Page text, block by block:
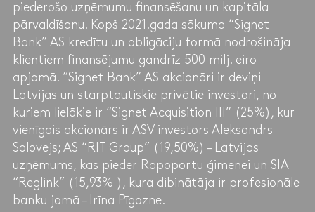
piederošo uzņēmumu finansēšanu un kapitāla
pārvaldīšanu. Kopš 2021.gada sākuma “Signet
Bank” AS kredītu un obligāciju formā nodrošināja
klientiem finansējumu gandrīz 500 milj. eiro
apjomā. “Signet Bank” AS akcionāri ir deviņi
Latvijas un starptautiskie privātie investori, no
kuriem lielākie ir “Signet Acquisition III” (25%), kur
vienīgais akcionārs ir ASV investors Aleksandrs
Solovejs; AS “RIT Group” (19,50%) – Latvijas
uzņēmums, kas pieder Rapoportu ģimenei un SIA
“Reglink” (15,93% ), kura dibinātāja ir profesionāle
banku jomā – Irīna Pīgozne.